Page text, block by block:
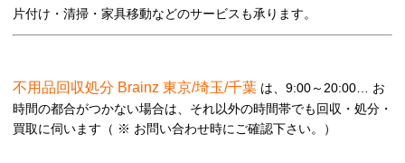
片付け・清掃・家具移動などのサービスも承ります。
不用品回収処分 Brainz 東京/埼玉/千葉 は、9:00～20:00… お
時間の都合がつかない場合は、それ以外の時間帯でも回収・処分・
買取に伺います（ ※ お問い合わせ時にご確認下さい。）